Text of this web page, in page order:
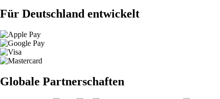
Für Deutschland entwickelt
Globale Partnerschaften